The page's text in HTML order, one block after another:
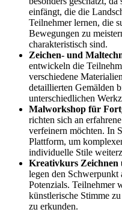
einfängt, die die
Teilnehmer lernen, die
Bewegungen zu
charakteristisch sind.
Zeichen- und
entwickeln die
verschiedene
detaillierten Gemälden
unterschiedlichen
Malworkshop für
richten sich an
verfeinern möchten. In
Plattform, um
individuelle Stile
Kreativkurs Zeichnen
legen den Schwerpunkt
Potenzials. Teilnehmer
künstlerische Stimme
zu erkunden.